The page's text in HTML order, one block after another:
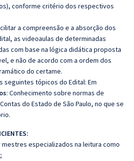
conforme critério dos respectivos
a compreensão e a absorção dos
as videoaulas de determinadas
com base na lógica didática proposta
e não de acordo com a ordem dos
do certame.
seguintes tópicos do Edital: Em
: Conhecimento sobre normas de
do Estado de São Paulo, no que se
especializados na leitura como